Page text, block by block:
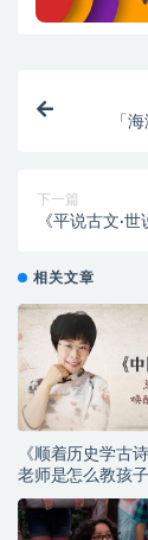
「
下一篇
《平说古文·
相关文章
《顺着历史学古
老师是怎么教孩